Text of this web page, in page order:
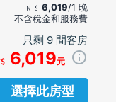
6,019/1 晚
不含稅金和服務費
只剩 9 間客房
6,019元
選擇此房型